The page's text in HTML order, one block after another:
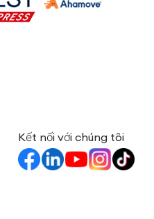
Kết nối với chúng tôi